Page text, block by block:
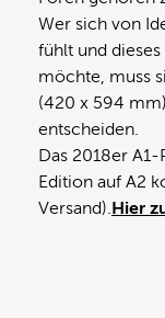
Wer sich von
fühlt und
möchte, muss
(420 x 594
entscheiden.
Das 2018er
Edition auf A2
Versand).Hier